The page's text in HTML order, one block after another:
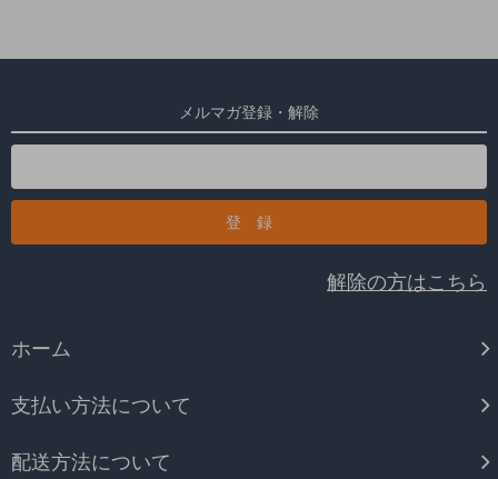
メルマガ登録・解除
解除の方はこちら
ホーム
支払い方法について
配送方法について